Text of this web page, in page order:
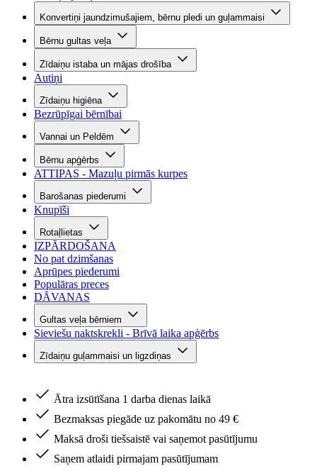
Konvertiņi jaundzimušajiem, bērnu pledi un guļammaisi
Bērnu gultas veļa
Zīdaiņu istaba un mājas drošība
Autiņi
Zīdaiņu higiēna
Bezrūpīgai bērnībai
Vannai un Peldēm
Bērnu apģērbs
ATTIPAS - Mazuļu pirmās kurpes
Barošanas piederumi
Knupīši
Rotaļlietas
IZPĀRDOŠANA
No pat dzimšanas
Aprūpes piederumi
Populāras preces
DĀVANAS
Gultas veļa bērniem
Sieviešu naktskrekli - Brīvā laika apģērbs
Zīdaiņu guļammaisi un ligzdiņas
Ātra izsūtīšana 1 darba dienas laikā
Bezmaksas piegāde uz pakomātu no 49 €
Maksā droši tiešsaistē vai saņemot pasūtījumu
Saņem atlaidi pirmajam pasūtījumam